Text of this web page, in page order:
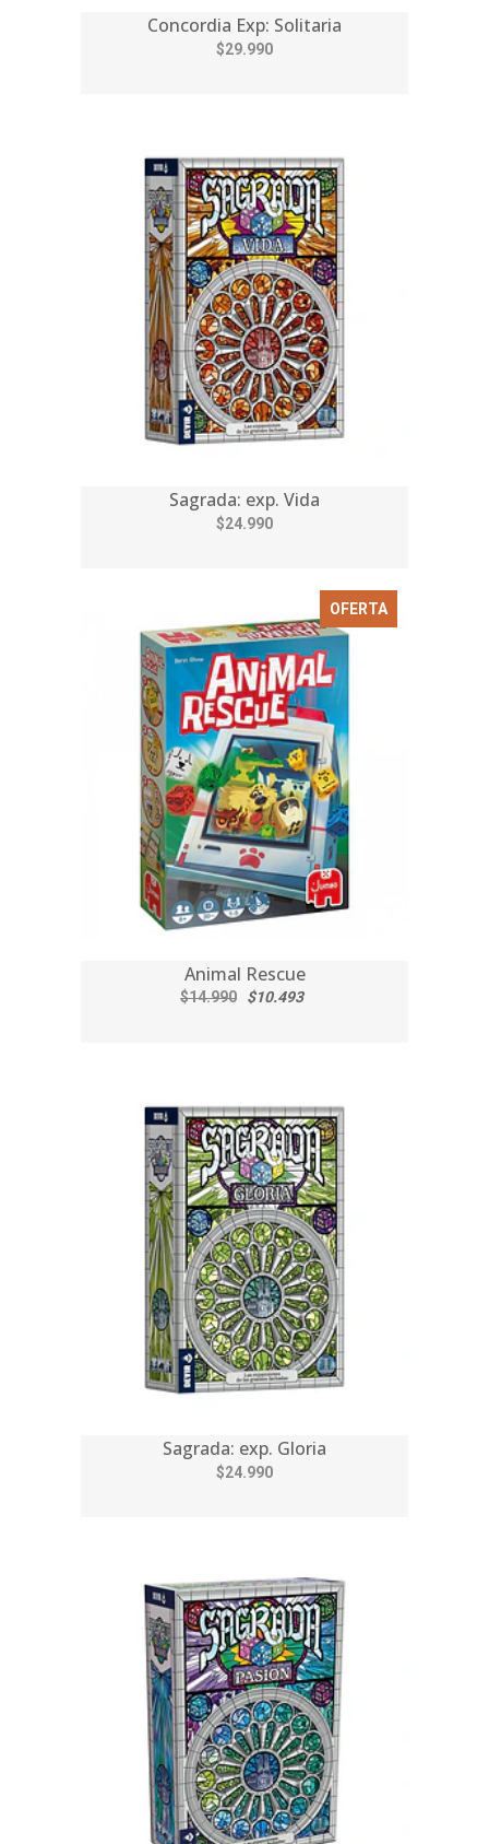
Concordia Exp: Solitaria
$29.990
Sagrada: exp. Vida
$24.990
OFERTA
Animal Rescue
$14.990 $10.493
Sagrada: exp. Gloria
$24.990